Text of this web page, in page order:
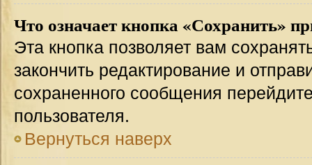
Что означает кнопка «Сохранить»
Эта кнопка позволяет вам
закончить редактирование и
сохраненного сообщения
пользователя.
Вернуться наверх